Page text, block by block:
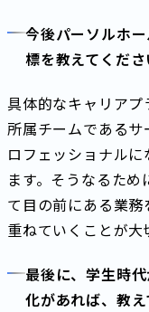
今後パーソルホ
標を教えてくださ
具体的なキャリア
所属チームである
ロフェッショナル
ます。そうなるた
て目の前にある業
重ねていくことが大
最後に、学生時
化があれば、教え